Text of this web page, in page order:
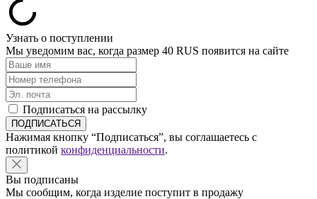
Узнать о поступлении
Мы уведомим вас, когда размер 40 RUS появится на сайте
Подписаться на рассылку
Нажимая кнопку “Подписаться”, вы соглашаетесь с
политикой конфиденциальности.
Вы подписаны
Мы сообщим, когда изделие поступит в продажу